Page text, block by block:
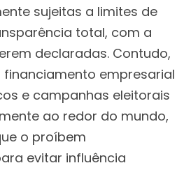
sujeitas a limites de
total, com a
declaradas. Contudo,
empresarial
e campanhas eleitorais
ao redor do mundo,
o proíbem
evitar influência